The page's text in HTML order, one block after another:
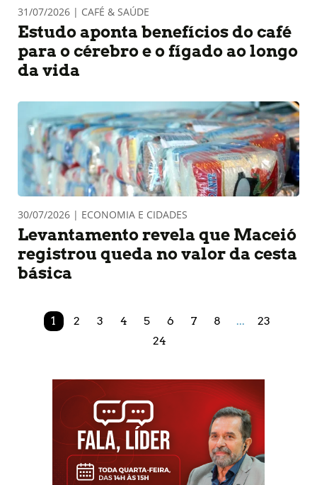
31/07/2026 | CAFÉ & SAÚDE
Estudo aponta benefícios do café
para o cérebro e o fígado ao longo
da vida
30/07/2026 | ECONOMIA E CIDADES
Levantamento revela que Maceió
registrou queda no valor da cesta
básica
1 2 3 4 5 6 7 8 ...
23
24